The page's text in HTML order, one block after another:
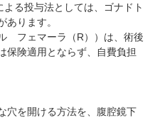
る投与法としては、ゴナドト
あります。
フェマーラ（R））は、術後
保険適用とならず、自費負担
穴を開ける方法を、腹腔鏡下